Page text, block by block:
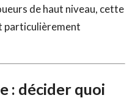
de haut niveau, cette
particulièrement
: décider quoi